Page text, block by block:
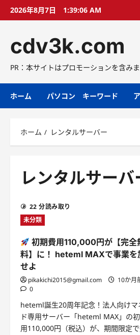
プ
2026年8月7日 1:39:08 AM
cdv3k.com
PR：本サイトはプロモーションを含み
ホーム パソコン キーワード
ホーム レンタルサーバー
レンタルサーバ
22 分読み取り
未分類
初期費用110,000円が【完全
料】に！ heteml MAXで事業を
せよ
pikakichi2015@gmail.com
10か月
0
heteml誕生20周年記念！法人向けマ
ド専用サーバー「heteml MAX」の
用110,000円（税込）が、期間限定